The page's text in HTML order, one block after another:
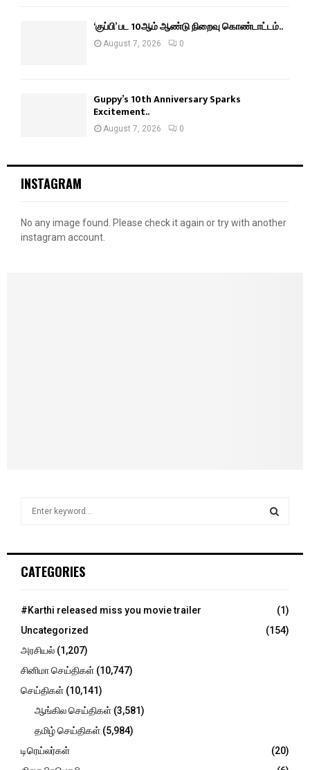
‘குப்பி’ பட 10ஆம் ஆண்டு நிறைவு கொண்டாட்டம்..
August 7, 2026 0
Guppy’s 10th Anniversary Sparks
Excitement..
August 7, 2026 0
INSTAGRAM
No any image found. Please check it again or try with another
instagram account.
h
o
:
CATEGORIES
#Karthi released miss you movie trailer
(1)
Uncategorized
(154)
அரசியல் (1,207)
சினிமா செய்திகள் (10,747)
செய்திகள் (10,141)
ஆங்கில செய்திகள் (3,581)
தமிழ் செய்திகள் (5,984)
டிரெய்லர்கள்
(20)